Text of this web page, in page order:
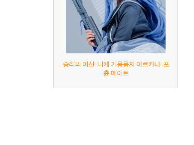
승리의 여신: 니케 기묭묭지 아르카나: 포
츈 메이트